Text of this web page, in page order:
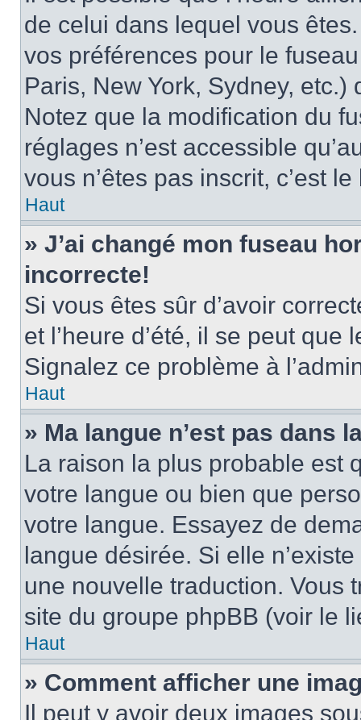
de celui dans lequel vous
vos préférences pour le
Paris, New York, Sydney, etc.)
Notez que la modification du
réglages n’est accessible
vous n’êtes pas inscrit, c’est
Haut
» J’ai changé mon fuseau
incorrecte!
Si vous êtes sûr d’avoir
et l’heure d’été, il se peut que
Signalez ce problème à
Haut
» Ma langue n’est pas dans
La raison la plus probable est
votre langue ou bien que
votre langue. Essayez de
langue désirée. Si elle
une nouvelle traduction. Vous
site du groupe phpBB (voir le
Haut
» Comment afficher une
Il peut y avoir deux images